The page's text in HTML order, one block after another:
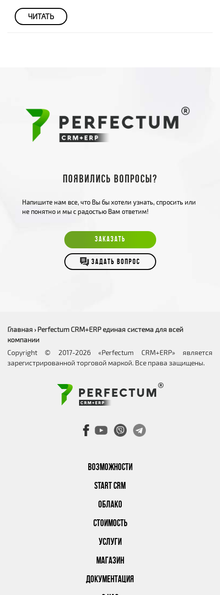
ЧИТАТЬ
Появились вопросы?
Напишите нам все, что Вы бы хотели узнать, спросить или
не понятно и мы с радостью Вам ответим!
ЗАКАЗАТЬ
ЗАДАТЬ ВОПРОС
ВОЗМОЖНОСТИ
START CRM
ОБЛАКО
СТОИМОСТЬ
УСЛУГИ
МАГАЗИН
ДОКУМЕНТАЦИЯ
Главная › Perfectum CRM+ERP единая система для всей
компании
Copyright © 2017-2026 «Perfectum CRM+ERP» является
зарегистрированной торговой маркой. Все права защищены.